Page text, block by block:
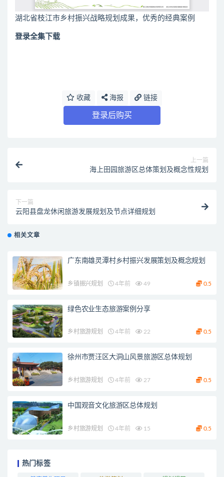
湖北省枝江市乡村振兴战略规划成果，优秀的经典案例
登录全集下载
收藏 海报 链接
登录后购买
上一篇
海上田园旅游区总体策划及概念性规划
下一篇
云阳县盘龙休闲旅游发展规划及节点详细规划
相关文章
广东南雄灵潭村乡村振兴发展策划及概念规划
乡镇振兴规划 4年前 49 0.5
绿色农业生态旅游案例分享
乡村旅游规划 4年前 22 0.5
徐州市贾汪区大洞山风景旅游区总体规划
乡村旅游规划 4年前 27 0.5
中国观音文化旅游区总体规划
乡村旅游规划 4年前 15 0.5
热门标签